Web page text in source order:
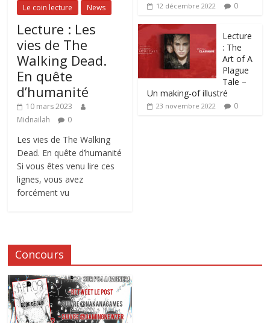
Le coin lecture News
Lecture : Les
vies de The
Walking Dead.
En quête
d’humanité
10 mars 2023
Midnailah
0
Les vies de The Walking
Dead. En quête d’humanité
Si vous êtes venu lire ces
lignes, vous avez
forcément vu
12 décembre 2022 0
Lecture
: The
Art of A
Plague
Tale –
Un making-of illustré
23 novembre 2022 0
Concours